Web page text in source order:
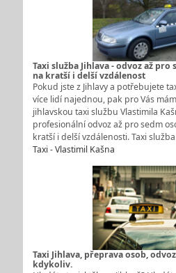
Taxi služba Jihlava - odvoz až
na kratší i delší vzdálenost
Pokud jste z Jihlavy a potřebujete
více lidí najednou, pak pro Vás
jihlavskou taxi službu Vlastimila
profesionální odvoz až pro sedm
kratší i delší vzdálenosti. Taxi
Taxi - Vlastimil Kašna
Taxi Jihlava, přeprava osob,
kdykoliv.